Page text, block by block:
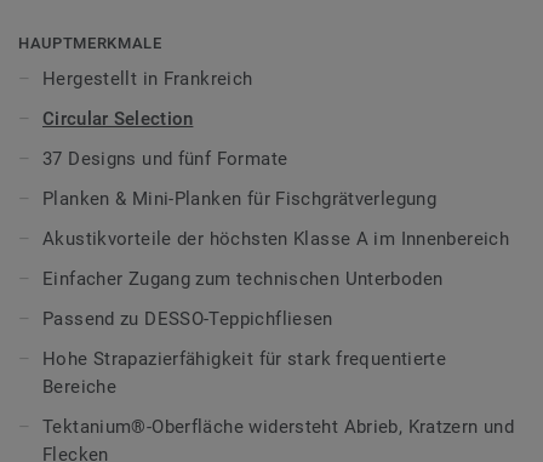
Innenräume.
Die Fliesen lassen sich individuell kombinieren – ideal für
die Umsetzung von Zonierungen, farbigen Laufwegen und
charaktervollen Übergangsbereichen.
Dank der Carpet Match-Technologie passen die Fliesen
perfekt zu unseren DESSO Teppichfliesen. Die gleiche
harmonisches Raumgefühl mit angenehmer Haptik.
Die in Frankreich hergestellten selbstliegenden PVC-
Fliesen sind klebstofffrei, lassen sich schnell verlegen und
ebenso einfach wieder entfernen – ideal für flexible
Raumkonzepte und schnellen Zugang zum Unterboden. Die
Akustikleistung der Klasse A reduziert störende Geräusche
HAUPTMERKMALE
Hergestellt in Frankreich
Circular Selection
37 Designs und fünf Formate
Planken & Mini-Planken für Fischgrätverlegung
Akustikvorteile der höchsten Klasse A im Innenbereich
Einfacher Zugang zum technischen Unterboden
Passend zu DESSO-Teppichfliesen
Hohe Strapazierfähigkeit für stark frequentierte
Bereiche
Tektanium®-Oberfläche widersteht Abrieb, Kratzern und
Flecken